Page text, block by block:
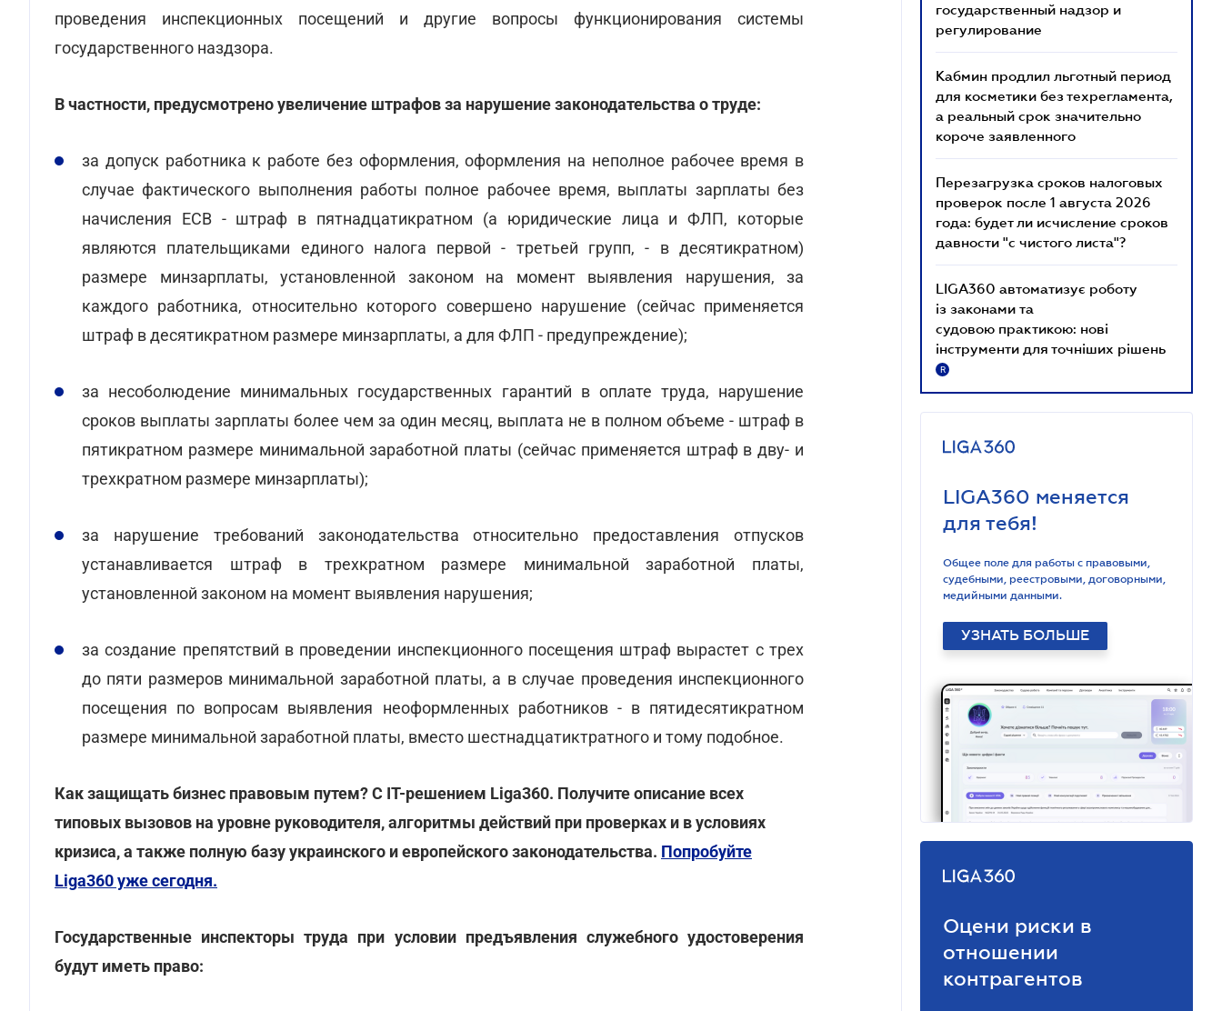
проведения инспекционных посещений и другие вопросы функционирования системы
государственного наздзора.
В частности, предусмотрено увеличение штрафов за нарушение законодательства о труде:
за допуск работника к работе без оформления, оформления на неполное рабочее время в
случае фактического выполнения работы полное рабочее время, выплаты зарплаты без
начисления ЕСВ - штраф в пятнадцатикратном (а юридические лица и ФЛП, которые
являются плательщиками единого налога первой - третьей групп, - в десятикратном)
размере минзарплаты, установленной законом на момент выявления нарушения, за
каждого работника, относительно которого совершено нарушение (сейчас применяется
штраф в десятикратном размере минзарплаты, а для ФЛП - предупреждение);
за несоболюдение минимальных государственных гарантий в оплате труда, нарушение
сроков выплаты зарплаты более чем за один месяц, выплата не в полном объеме - штраф в
пятикратном размере минимальной заработной платы (сейчас применяется штраф в дву- и
трехкратном размере минзарплаты);
за нарушение требований законодательства относительно предоставления отпусков
устанавливается штраф в трехкратном размере минимальной заработной платы,
установленной законом на момент выявления нарушения;
за создание препятствий в проведении инспекционного посещения штраф вырастет с трех
до пяти размеров минимальной заработной платы, а в случае проведения инспекционного
посещения по вопросам выявления неоформленных работников - в пятидесятикратном
размере минимальной заработной платы, вместо шестнадцатиктратного и тому подобное.
Как защищать бизнес правовым путем? С IT-решением Liga360. Получите описание всех
типовых вызовов на уровне руководителя, алгоритмы действий при проверках и в условиях
кризиса, а также полную базу украинского и европейского законодательства. Попробуйте
Liga360 уже сегодня.
Государственные инспекторы труда при условии предъявления служебного удостоверения
будут иметь право:
государственный надзор и
регулирование
Кабмин продлил льготный период
для косметики без техрегламента,
а реальный срок значительно
короче заявленного
Перезагрузка сроков налоговых
проверок после 1 августа 2026
года: будет ли исчисление сроков
давности "с чистого листа"?
LIGA360 автоматизує роботу
із законами та
судовою практикою: нові
інструменти для точніших рішень
R
LIGA360 меняется
для тебя!
Общее поле для работы с правовыми,
судебными, реестровыми, договорными,
медийными данными.
УЗНАТЬ БОЛЬШЕ
Оцени риски в
отношении
контрагентов